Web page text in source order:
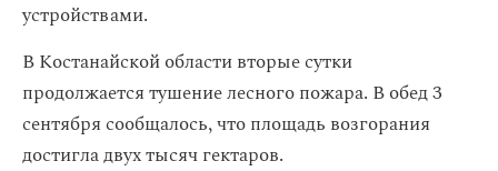
устройствами.
В Костанайской области вторые сутки
продолжается тушение лесного пожара. В обед 3
сентября сообщалось, что площадь возгорания
достигла двух тысяч гектаров.